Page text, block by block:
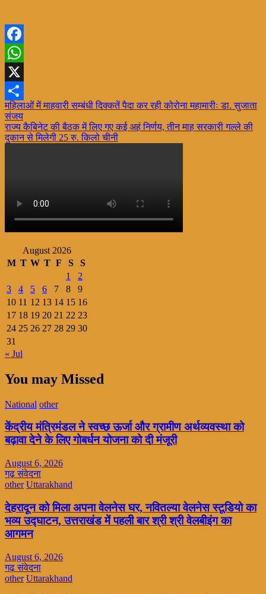
Facebook
WhatsApp
X
Share
Post
navigation
महिलाओं में माहवारी सम्बंधी दिक्कतें पैदा कर रही कोरोना महामारीः डा. सुजाता
संजय
राज्य कैबिनेट की बैठक में लिए गए कई अहं निर्णय, तीन माह सरकारी गल्ले की
दुकान से मिलेगी 25 रु. किलो चीनी
August 2026
M T W T F S
S
1
2
3
4 5 6 7 8
9
10 11 12 13 14 15 16
17 18 19 20 21 22 23
24 25 26 27 28 29 30
31
« Jul
You may Missed
National other
केंद्रीय मंत्रिमंडल ने स्वच्छ ऊर्जा और ग्रामीण अर्थव्यवस्था को
बढ़ावा देने के लिए गोबर्धन योजना को दी मंजूरी
August 6, 2026
गढ़ संवेदना
other Uttarakhand
देहरादून को मिला अपना वेलनेस घर, नवितल्या वेलनेस स्टूडियो का
भव्य उद्घाटन, उत्तराखंड में पहली बार श्री श्री वेलबीइंग का
आगमन
August 6, 2026
गढ़ संवेदना
other Uttarakhand